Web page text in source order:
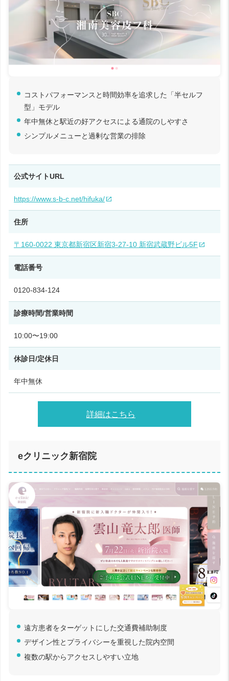
コストパフォーマンスと時間効率を追求した「半セルフ
型」モデル
年中無休と駅近の好アクセスによる通院のしやすさ
シンプルメニューと過剰な営業の排除
公式サイトURL
https://www.s-b-c.net/hifuka/
住所
〒160-0022 東京都新宿区新宿3-27-10 新宿武蔵野ビル5F
電話番号
0120-834-124
診療時間/営業時間
10:00〜19:00
休診日/定休日
年中無休
詳細はこちら
eクリニック新宿院
遠方患者をターゲットにした交通費補助制度
デザイン性とプライバシーを重視した院内空間
複数の駅からアクセスしやすい立地